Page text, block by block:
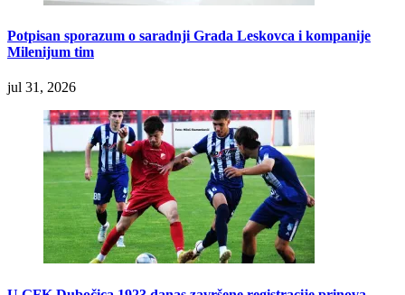
Potpisan sporazum o saradnji Grada Leskovca i kompanije
Milenijum tim
jul 31, 2026